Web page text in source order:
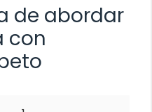
de abordar
con